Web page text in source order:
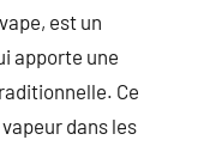
est un
apporte une
Ce
dans les